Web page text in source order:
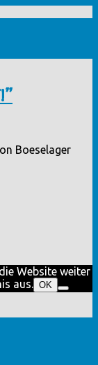
Boeselager
Website weiter
aus. OK